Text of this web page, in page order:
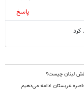
پاسخ
نقش لبنان چیست؟
عربستان ادامه می‌دهیم